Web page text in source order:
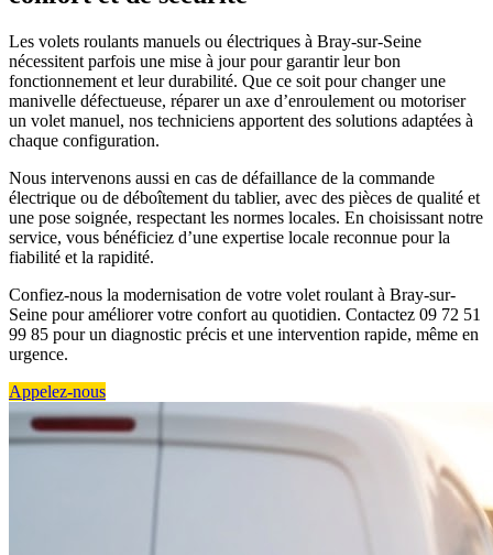
Les volets roulants manuels ou électriques à Bray-sur-Seine
nécessitent parfois une mise à jour pour garantir leur bon
fonctionnement et leur durabilité. Que ce soit pour changer une
manivelle défectueuse, réparer un axe d’enroulement ou motoriser
un volet manuel, nos techniciens apportent des solutions adaptées à
chaque configuration.
Nous intervenons aussi en cas de défaillance de la commande
électrique ou de déboîtement du tablier, avec des pièces de qualité et
une pose soignée, respectant les normes locales. En choisissant notre
service, vous bénéficiez d’une expertise locale reconnue pour la
fiabilité et la rapidité.
Confiez-nous la modernisation de votre volet roulant à Bray-sur-
Seine pour améliorer votre confort au quotidien. Contactez 09 72 51
99 85 pour un diagnostic précis et une intervention rapide, même en
urgence.
Appelez-nous